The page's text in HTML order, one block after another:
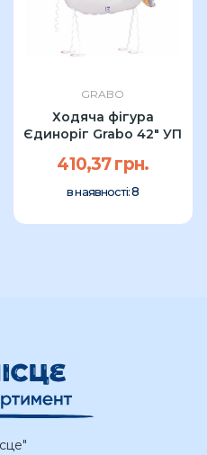
GRABO
Ходяча фігура
Єдиноріг Grabo 42" УП
410,37 грн.
в наявності:8